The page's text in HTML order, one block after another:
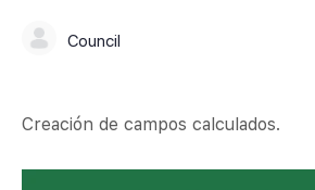
Council
Creación de campos calculados.